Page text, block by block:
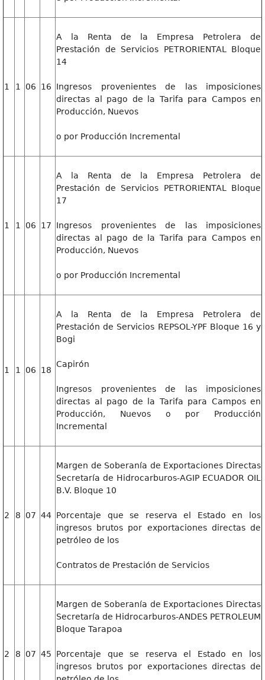
1 1 06 16
A la Renta de la Empresa Petrolera de
Prestación de Servicios PETRORIENTAL Bloque
14
Ingresos provenientes de las imposiciones
directas al pago de la Tarifa para Campos en
Producción, Nuevos
o por Producción Incremental
1 1 06 17
A la Renta de la Empresa Petrolera de
Prestación de Servicios PETRORIENTAL Bloque
17
Ingresos provenientes de las imposiciones
directas al pago de la Tarifa para Campos en
Producción, Nuevos
o por Producción Incremental
1 1 06 18
A la Renta de la Empresa Petrolera de
Prestación de Servicios REPSOL-YPF Bloque 16 y
Bogi
Capirón
Ingresos provenientes de las imposiciones
directas al pago de la Tarifa para Campos en
Producción, Nuevos o por Producción
Incremental
2 8 07 44
Margen de Soberanía de Exportaciones Directas
Secretaría de Hidrocarburos-AGIP ECUADOR OIL
B.V. Bloque 10
Porcentaje que se reserva el Estado en los
ingresos brutos por exportaciones directas de
petróleo de los
Contratos de Prestación de Servicios
2 8 07 45
Margen de Soberanía de Exportaciones Directas
Secretaría de Hidrocarburos-ANDES PETROLEUM
Bloque Tarapoa
Porcentaje que se reserva el Estado en los
ingresos brutos por exportaciones directas de